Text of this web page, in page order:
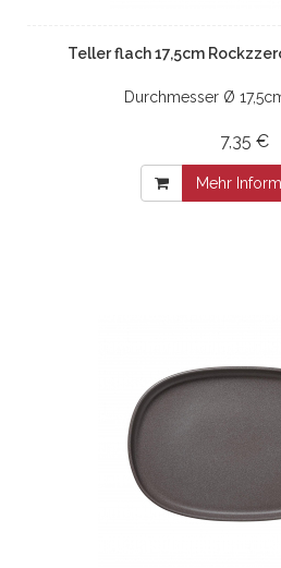
Teller flach 17,5cm
Durchmesser Ø
7,35 €
Mehr